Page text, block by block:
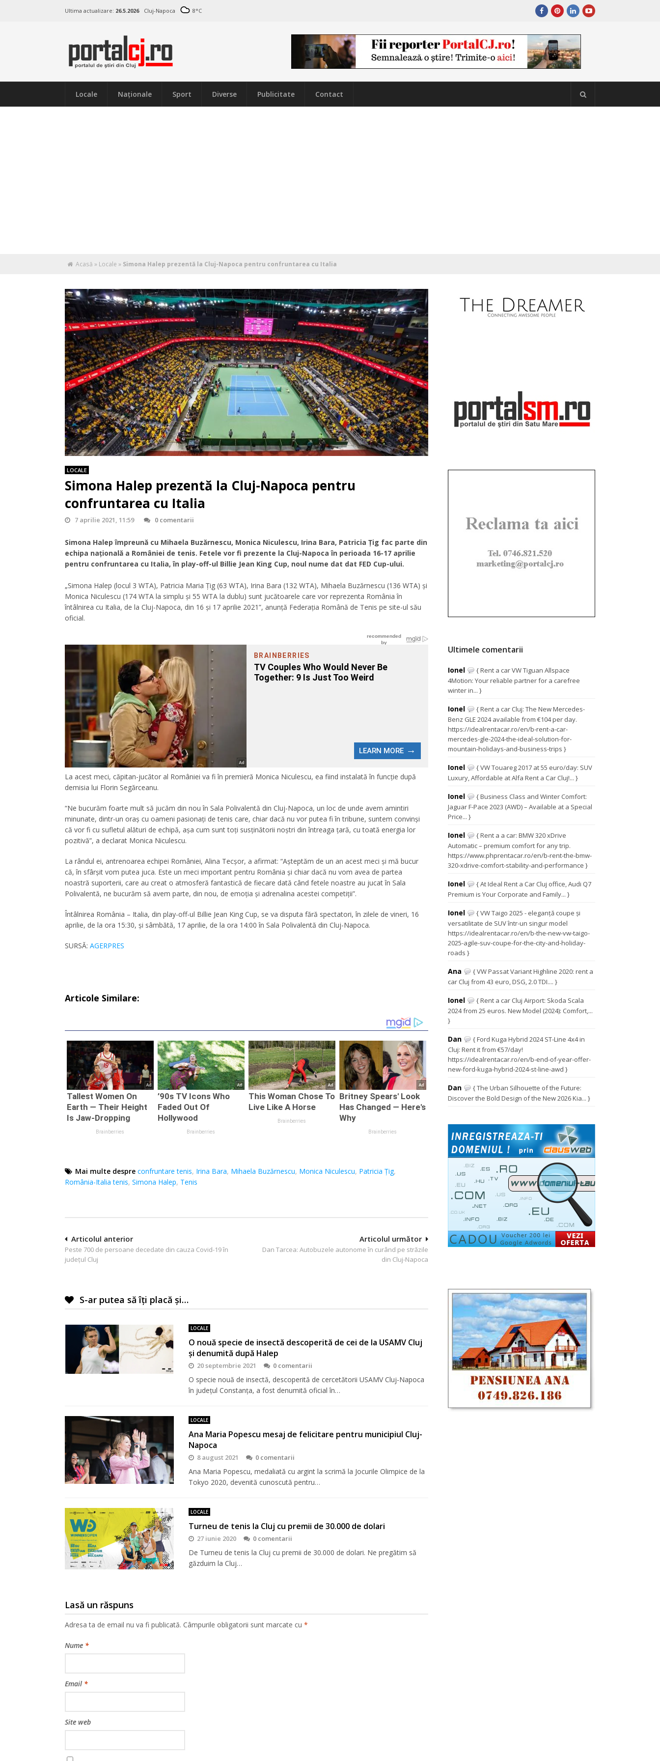
Ultima actualizare: 26.5.2026 Cluj-Napoca 8°C
Locale Naţionale Sport Diverse Publicitate Contact
Acasă » Locale » Simona Halep prezentă la Cluj-Napoca pentru confruntarea cu Italia
LOCALE
Simona Halep prezentă la Cluj-Napoca pentru
confruntarea cu Italia
7 aprilie 2021, 11:59 0 comentarii
Simona Halep împreună cu Mihaela Buzărnescu, Monica Niculescu, Irina Bara, Patricia Ţig fac parte din
echipa națională a României de tenis. Fetele vor fi prezente la Cluj-Napoca în perioada 16-17 aprilie
pentru confruntarea cu Italia, în play-off-ul Billie Jean King Cup, noul nume dat dat FED Cup-ului.
„Simona Halep (locul 3 WTA), Patricia Maria Ţig (63 WTA), Irina Bara (132 WTA), Mihaela Buzărnescu (136 WTA) şi
Monica Niculescu (174 WTA la simplu şi 55 WTA la dublu) sunt jucătoarele care vor reprezenta România în
întâlnirea cu Italia, de la Cluj-Napoca, din 16 şi 17 aprilie 2021”, anunţă Federaţia Română de Tenis pe site-ul său
oficial.
La acest meci, căpitan-jucător al României va fi în premieră Monica Niculescu, ea fiind instalată în funcţie după
demisia lui Florin Segărceanu.
“Ne bucurăm foarte mult să jucăm din nou în Sala Polivalentă din Cluj-Napoca, un loc de unde avem amintiri
minunate, dintr-un oraş cu oameni pasionaţi de tenis care, chiar dacă nu vor putea fi în tribune, suntem convinşi
că vor fi cu sufletul alături de echipă, aşa cum sunt toţi susţinătorii noştri din întreaga ţară, cu toată energia lor
pozitivă”, a declarat Monica Niculescu.
La rândul ei, antrenoarea echipei României, Alina Tecşor, a afirmat: “Aşteptăm de un an acest meci şi mă bucur
că, în sfârşit vom putea juca. Este un meci important pentru România şi chiar dacă nu vom avea de partea
noastră suporterii, care au creat o atmosferă fantastică de fiecare dată când fetele noastre au jucat în Sala
Polivalentă, ne bucurăm să avem parte, din nou, de emoţia şi adrenalina acestei competiţii”.
Întâlnirea România – Italia, din play-off-ul Billie Jean King Cup, se va disputa fără spectatori, în zilele de vineri, 16
aprilie, de la ora 15:30, şi sâmbătă, 17 aprilie, de la ora 14:00 în Sala Polivalentă din Cluj-Napoca.
SURSĂ: AGERPRES
Articole Similare:
Mai multe despre confruntare tenis, Irina Bara, Mihaela Buzărnescu, Monica Niculescu, Patricia Ţig,
România-Italia tenis, Simona Halep, Tenis
Navigare
în
Articolul următor
Dan Tarcea: Autobuzele autonome în curând pe străzile
din Cluj-Napoca
Articolul anterior
Peste 700 de persoane decedate din cauza Covid-19 în
județul Cluj
S-ar putea să îți placă și…
LOCALE
O nouă specie de insectă descoperită de cei de la USAMV Cluj
și denumită după Halep
20 septembrie 2021 0 comentarii
O specie nouă de insectă, descoperită de cercetătorii USAMV Cluj-Napoca
în județul Constanța, a fost denumită oficial în…
LOCALE
Ana Maria Popescu mesaj de felicitare pentru municipiul Cluj-
Napoca
8 august 2021 0 comentarii
Ana Maria Popescu, medaliată cu argint la scrimă la Jocurile Olimpice de la
Tokyo 2020, devenită cunoscută pentru…
LOCALE
Turneu de tenis la Cluj cu premii de 30.000 de dolari
27 iunie 2020 0 comentarii
De Turneu de tenis la Cluj cu premii de 30.000 de dolari. Ne pregătim să
găzduim la Cluj…
Lasă un răspuns
Adresa ta de email nu va fi publicată. Câmpurile obligatorii sunt marcate cu *
Nume *
Email *
Site web
Ultimele comentarii
Ionel
{ Rent a car VW Tiguan Allspace
4Motion: Your reliable partner for a carefree
winter in... }
Ionel
{ Rent a car Cluj: The New Mercedes-
Benz GLE 2024 available from €104 per day.
https://idealrentacar.ro/en/b-rent-a-car-
mercedes-gle-2024-the-ideal-solution-for-
mountain-holidays-and-business-trips }
Ionel
{ VW Touareg 2017 at 55 euro/day: SUV
Luxury, Affordable at Alfa Rent a Car Cluj!... }
Ionel
{ Business Class and Winter Comfort:
Jaguar F-Pace 2023 (AWD) – Available at a Special
Price... }
Ionel
{ Rent a a car: BMW 320 xDrive
Automatic – premium comfort for any trip.
https://www.phprentacar.ro/en/b-rent-the-bmw-
320-xdrive-comfort-stability-and-performance }
Ionel
{ At Ideal Rent a Car Cluj office, Audi Q7
Premium is Your Corporate and Family... }
Ionel
{ VW Taigo 2025 - eleganță coupe și
versatilitate de SUV într-un singur model
https://idealrentacar.ro/en/b-the-new-vw-taigo-
2025-agile-suv-coupe-for-the-city-and-holiday-
roads }
Ana
{ VW Passat Variant Highline 2020: rent a
car Cluj from 43 euro, DSG, 2.0 TDI.... }
Ionel
{ Rent a car Cluj Airport: Skoda Scala
2024 from 25 euros. New Model (2024): Comfort,...
}
Dan
{ Ford Kuga Hybrid 2024 ST-Line 4x4 in
Cluj: Rent it from €57/day!
https://idealrentacar.ro/en/b-end-of-year-offer-
new-ford-kuga-hybrid-2024-st-line-awd }
Dan
{ The Urban Silhouette of the Future:
Discover the Bold Design of the New 2026 Kia... }